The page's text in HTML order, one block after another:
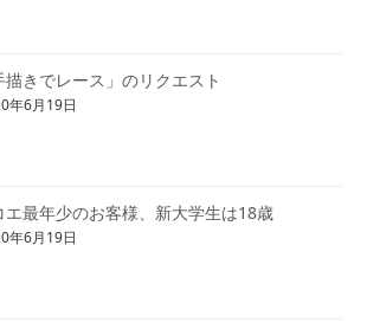
描きでレース」のリクエスト
年6月19日
エ最年少のお客様、新大学生は18歳
年6月19日